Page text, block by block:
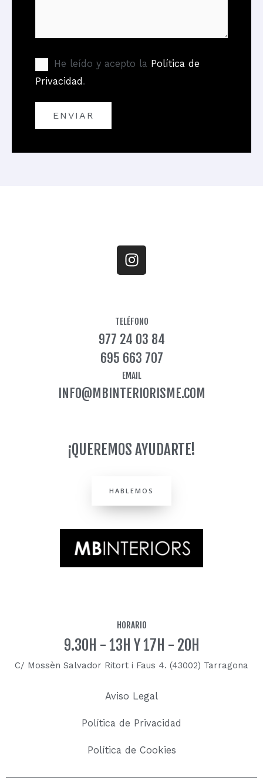
He leído y acepto la Política de
Privacidad .
I
n
g
r
a
m
TELÉFONO
977 24 03 84
695 663 707
EMAIL
INFO@MBINTERIORISME.COM
¡QUEREMOS AYUDARTE!
HABLEMOS
HORARIO
9.30H - 13H Y 17H - 20H
C/ Mossèn Salvador Ritort i Faus 4. (43002) Tarragona
Aviso Legal
Política de Privacidad
Política de Cookies